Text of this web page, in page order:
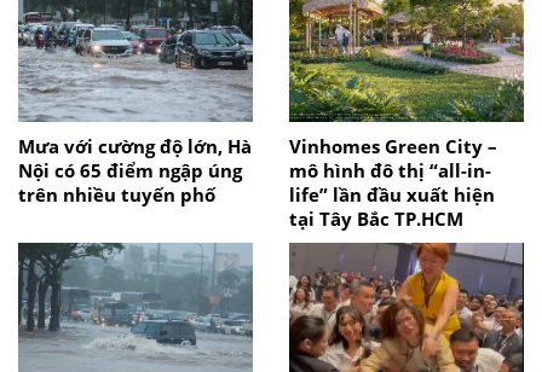
Mưa với cường độ lớn, Hà
Nội có 65 điểm ngập úng
trên nhiều tuyến phố
Vinhomes Green City –
mô hình đô thị “all-in-
life” lần đầu xuất hiện
tại Tây Bắc TP.HCM